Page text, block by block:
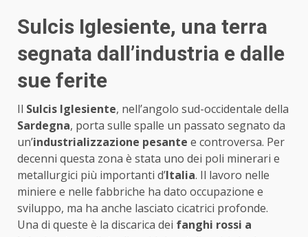
Sulcis Iglesiente, una terra
segnata dall’industria e dalle
sue ferite
Il Sulcis Iglesiente, nell’angolo sud-occidentale della
Sardegna, porta sulle spalle un passato segnato da
un’industrializzazione pesante e controversa. Per
decenni questa zona è stata uno dei poli minerari e
metallurgici più importanti d’Italia. Il lavoro nelle
miniere e nelle fabbriche ha dato occupazione e
sviluppo, ma ha anche lasciato cicatrici profonde.
Una di queste è la discarica dei fanghi rossi a